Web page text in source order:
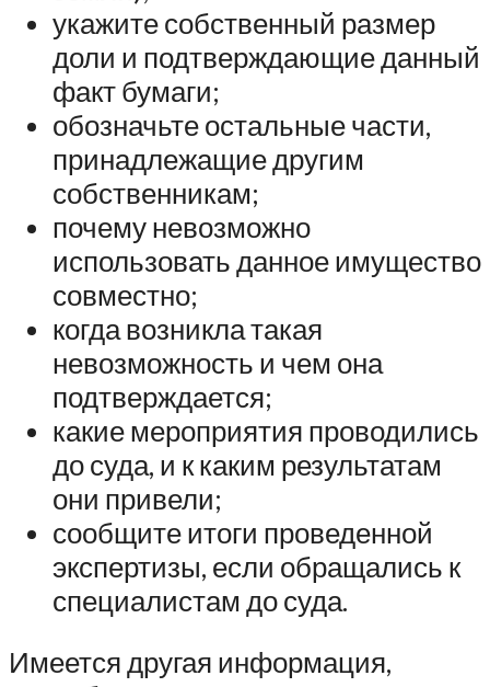
укажите собственный размер
доли и подтверждающие данный
факт бумаги;
обозначьте остальные части,
принадлежащие другим
собственникам;
почему невозможно
использовать данное имущество
совместно;
когда возникла такая
невозможность и чем она
подтверждается;
какие мероприятия проводились
до суда, и к каким результатам
они привели;
сообщите итоги проведенной
экспертизы, если обращались к
специалистам до суда.
Имеется другая информация,